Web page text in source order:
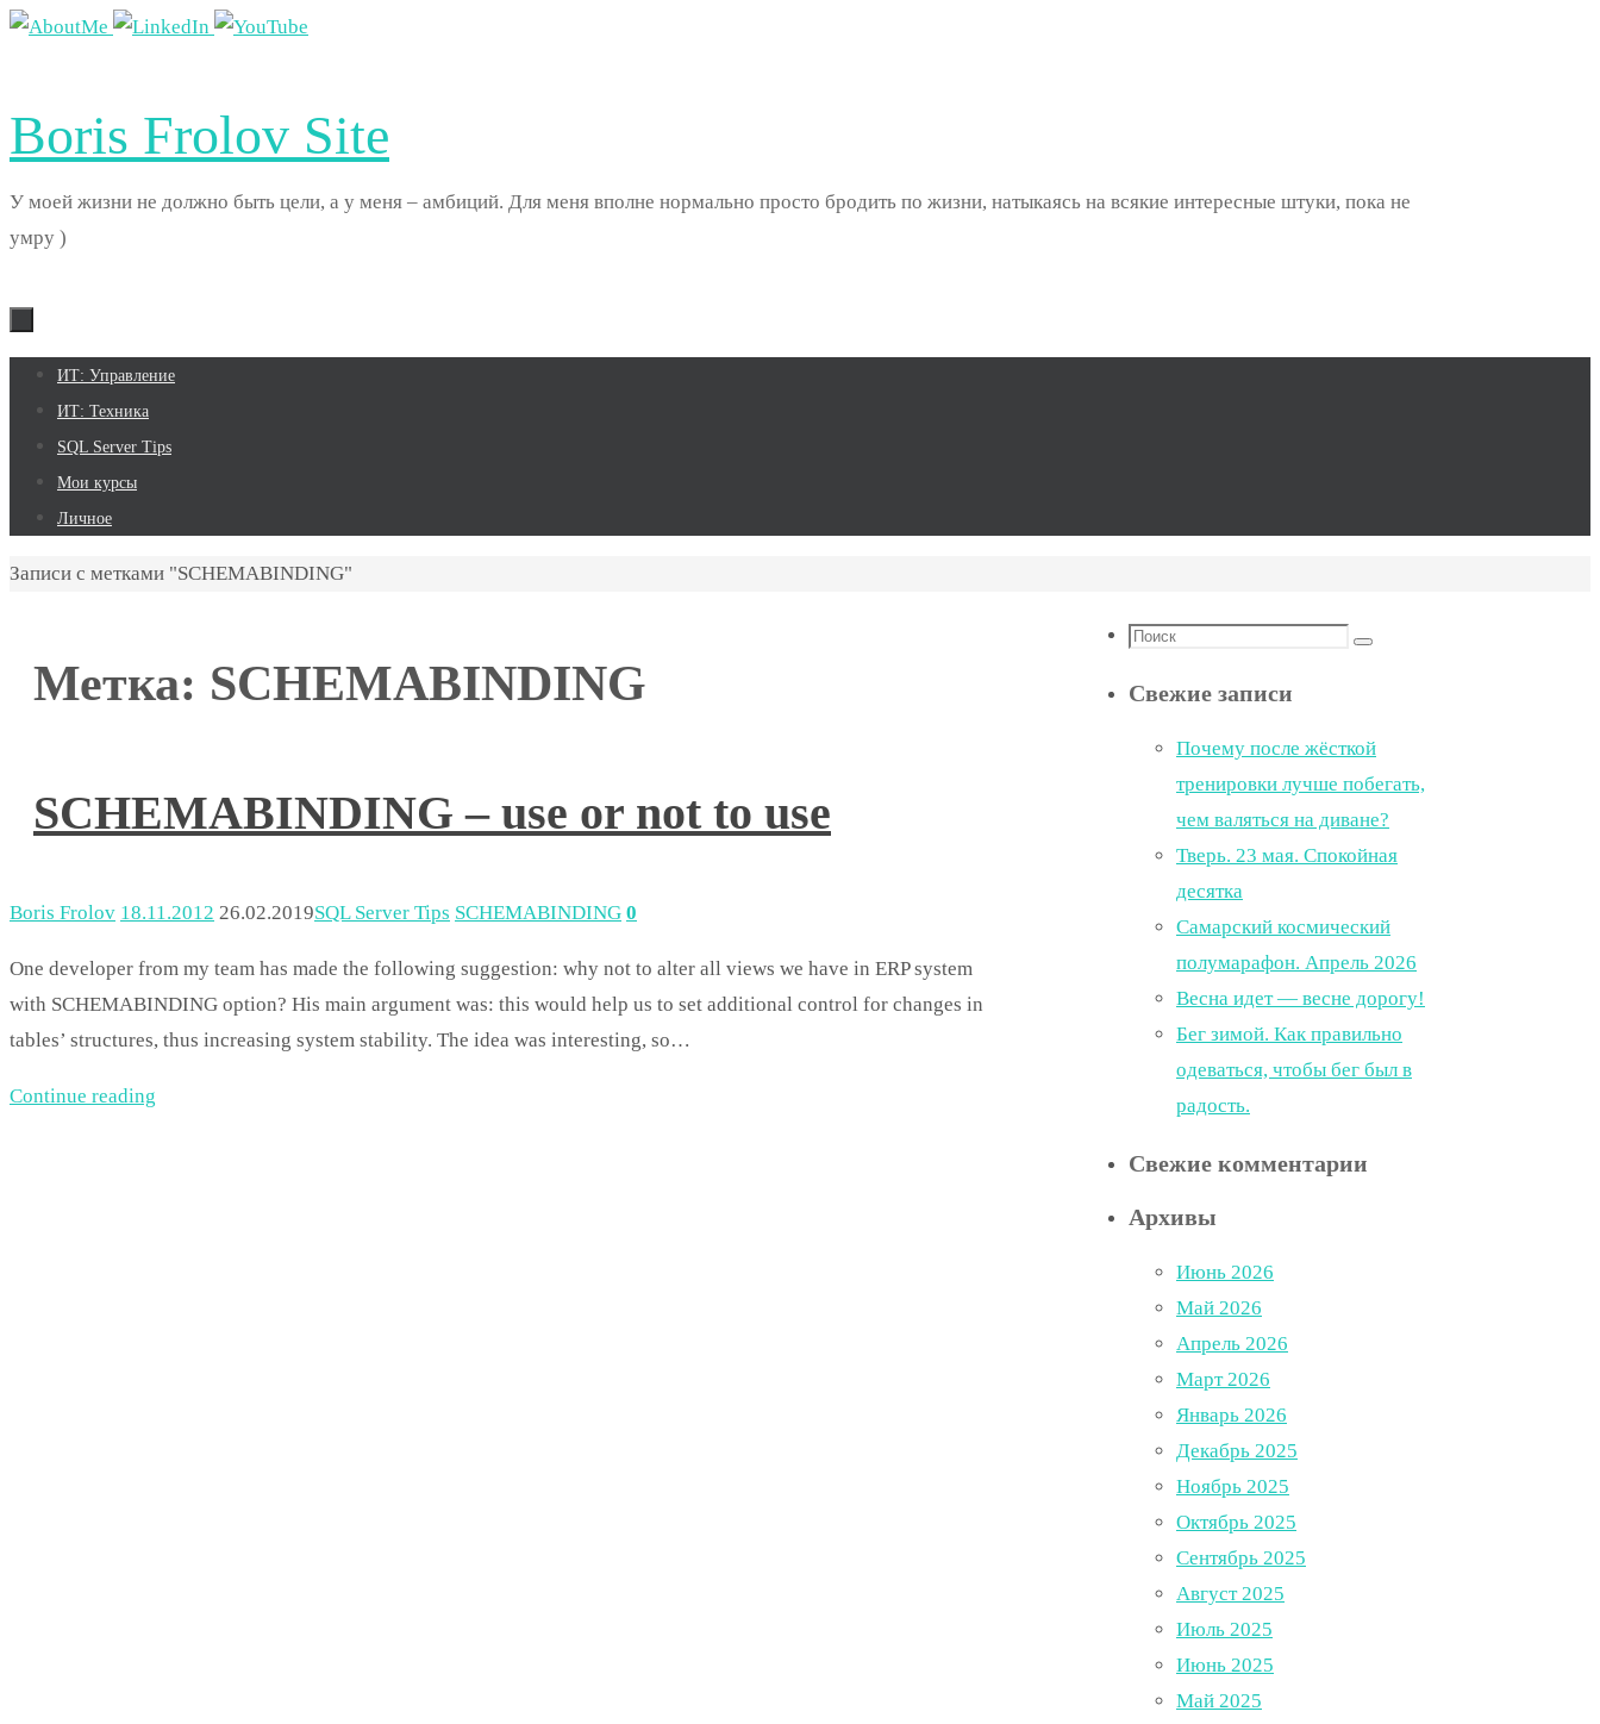
Перейти
Boris Frolov Site
У моей жизни не должно быть цели, а у меня – амбиций. Для меня вполне нормально просто бродить по жизни, натыкаясь на всякие интересные штуки, пока не
умру )
Перейти
содержимому
ИТ: Управление
ИТ: Техника
SQL Server Tips
Мои курсы
Личное
Главная
Записи с метками "SCHEMABINDING"
Метка: SCHEMABINDING
SCHEMABINDING – use or not to use
Boris Frolov 18.11.2012 26.02.2019SQL Server Tips SCHEMABINDING 0
One developer from my team has made the following suggestion: why not to alter all views we have in ERP system
with SCHEMABINDING option? His main argument was: this would help us to set additional control for changes in
tables’ structures, thus increasing system stability. The idea was interesting, so…
Continue reading
Что
Поиск
Свежие записи
Почему после жёсткой
тренировки лучше побегать,
чем валяться на диване?
Тверь. 23 мая. Спокойная
десятка
Самарский космический
полумарафон. Апрель 2026
Весна идет — весне дорогу!
Бег зимой. Как правильно
одеваться, чтобы бег был в
радость.
Свежие комментарии
Архивы
Июнь 2026
Май 2026
Апрель 2026
Март 2026
Январь 2026
Декабрь 2025
Ноябрь 2025
Октябрь 2025
Сентябрь 2025
Август 2025
Июль 2025
Июнь 2025
Май 2025